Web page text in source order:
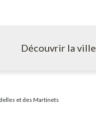
Découvrir la ville
et des Martinets